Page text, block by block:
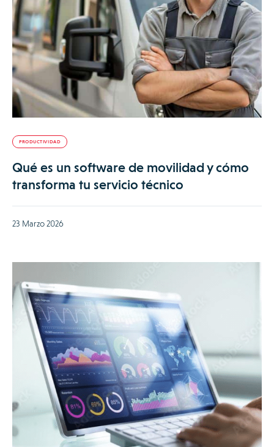
PRODUCTIVIDAD
Qué es un software de movilidad y cómo
transforma tu servicio técnico
23 Marzo 2026